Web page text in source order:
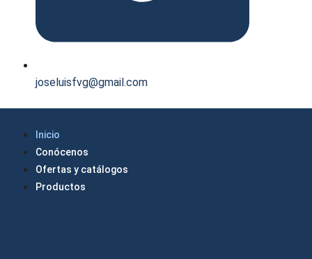
joseluisfvg@gmail.com
Inicio
Conócenos
Ofertas y catálogos
Productos